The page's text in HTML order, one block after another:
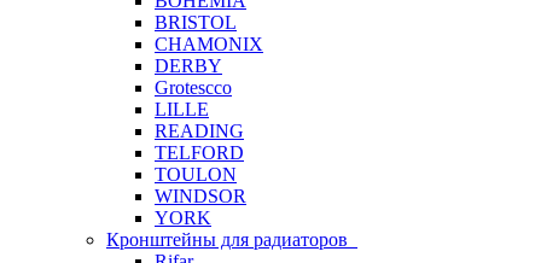
BRISTOL
CHAMONIX
DERBY
Grotescco
LILLE
READING
TELFORD
TOULON
WINDSOR
YORK
Кронштейны для радиаторов